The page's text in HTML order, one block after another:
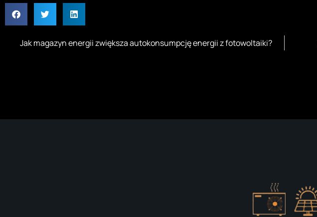
Jak magazyn energii zwiększa autokonsumpcję energii z fotowoltaiki?